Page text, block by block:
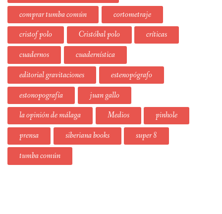
comprar tumba común
cortometraje
cristof polo
Cristóbal polo
críticas
cuadernos
cuadernística
editorial gravitaciones
estenopógrafo
estonopografía
juan gallo
la opinión de málaga
Medios
pinhole
prensa
siberiana books
super 8
tumba común